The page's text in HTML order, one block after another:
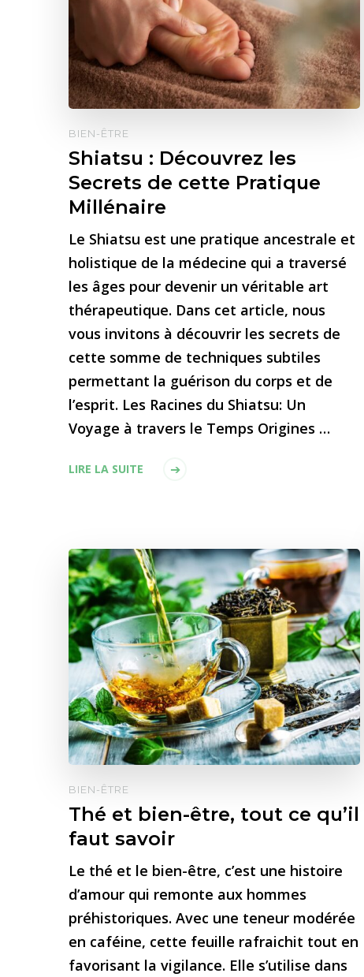
BIEN-ÊTRE
Shiatsu : Découvrez les
Secrets de cette Pratique
Millénaire
Le Shiatsu est une pratique ancestrale et
holistique de la médecine qui a traversé
les âges pour devenir un véritable art
thérapeutique. Dans cet article, nous
vous invitons à découvrir les secrets de
cette somme de techniques subtiles
permettant la guérison du corps et de
l’esprit. Les Racines du Shiatsu: Un
Voyage à travers le Temps Origines …
LIRE LA SUITE
BIEN-ÊTRE
Thé et bien-être, tout ce qu’il
faut savoir
Le thé et le bien-être, c’est une histoire
d’amour qui remonte aux hommes
préhistoriques. Avec une teneur modérée
en caféine, cette feuille rafraichit tout en
favorisant la vigilance. Elle s’utilise dans